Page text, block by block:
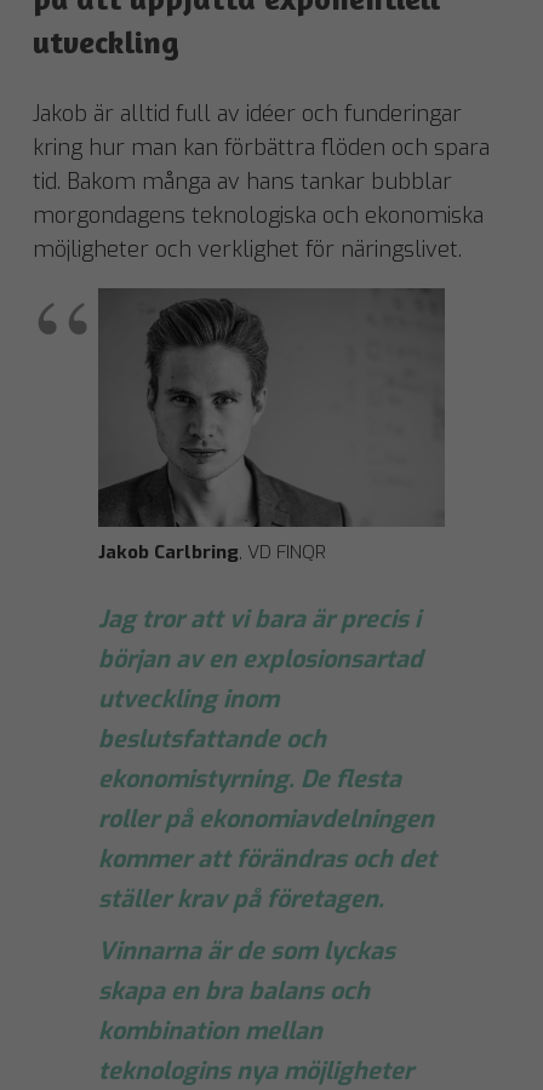
utveckling
Jakob är alltid full av idéer och funderingar
kring hur man kan förbättra flöden och spara
tid. Bakom många av hans tankar bubblar
morgondagens teknologiska och ekonomiska
möjligheter och verklighet för näringslivet.
Jakob Carlbring, VD FINQR
Jag tror att vi bara är precis i
början av en explosionsartad
utveckling inom
beslutsfattande och
ekonomistyrning. De flesta
roller på ekonomiavdelningen
kommer att förändras och det
ställer krav på företagen.
Vinnarna är de som lyckas
skapa en bra balans och
kombination mellan
teknologins nya möjligheter